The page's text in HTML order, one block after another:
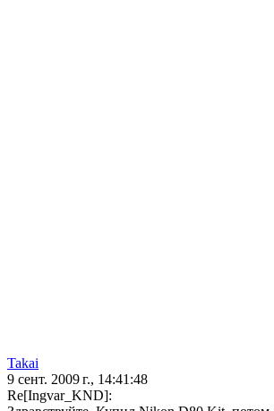
Takai
9 сент. 2009 г., 14:41:48
Re[Ingvar_KND]: